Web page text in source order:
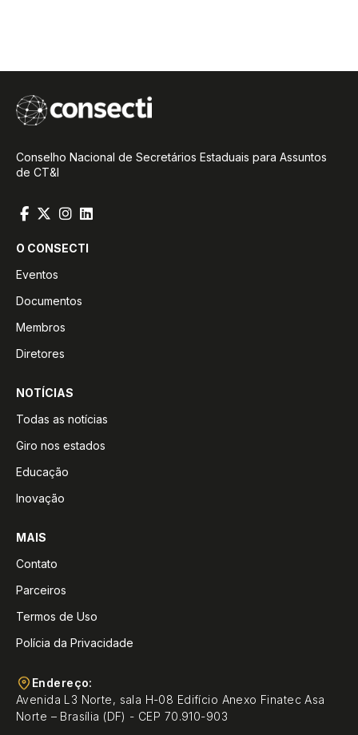
Conselho Nacional de Secretários Estaduais para Assuntos
de CT&I
O CONSECTI
Eventos
Documentos
Membros
Diretores
NOTÍCIAS
Todas as notícias
Giro nos estados
Educação
Inovação
MAIS
Contato
Parceiros
Termos de Uso
Polícia da Privacidade
Endereço:
Avenida L3 Norte, sala H-08 Edifício Anexo Finatec Asa
Norte – Brasília (DF) - CEP 70.910-903